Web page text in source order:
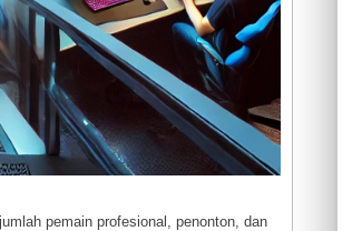
pemain profesional, penonton, dan